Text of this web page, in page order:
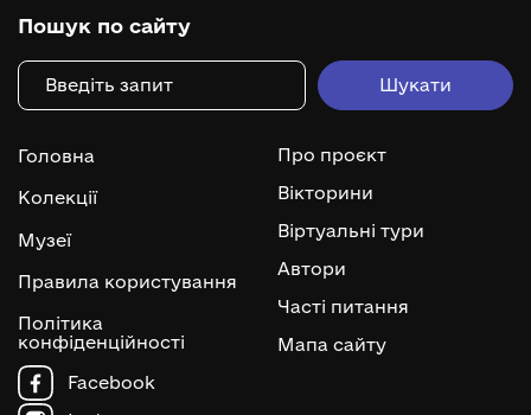
Пошук по сайту
Головна
Колекції
Музеї
Правила користування
Політика
конфіденційності
Про проєкт
Вікторини
Віртуальні тури
Автори
Часті питання
Мапа сайту
Facebook